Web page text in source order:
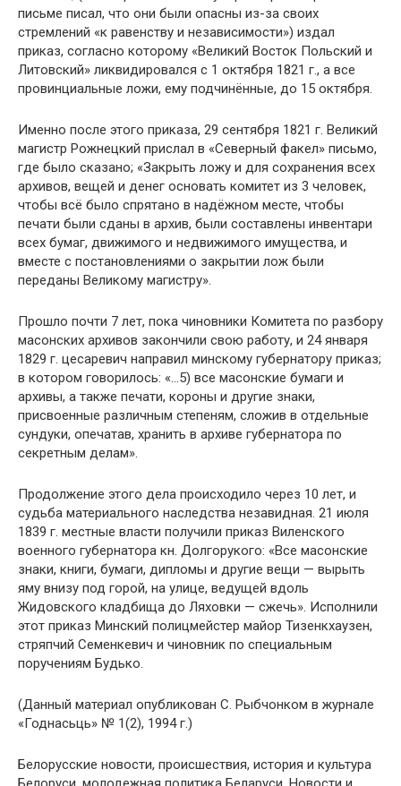
письме писал, что они были опасны из-за своих
стремлений «к равенству и независимости») издал
приказ, согласно которому «Великий Восток Польский и
Литовский» ликвидировался с 1 октября 1821 г., а все
провинциальные ложи, ему подчинённые, до 15 октября.
Именно после этого приказа, 29 сентября 1821 г. Великий
магистр Рожнецкий прислал в «Северный факел» письмо,
где было сказано; «Закрыть ложу и для сохранения всех
архивов, вещей и денег основать комитет из 3 человек,
чтобы всё было спрятано в надёжном месте, чтобы
печати были сданы в архив, были составлены инвентари
всех бумаг, движимого и недвижимого имущества, и
вместе с постановлениями о закрытии лож были
переданы Великому магистру».
Прошло почти 7 лет, пока чиновники Комитета по разбору
масонских архивов закончили свою работу, и 24 января
1829 г. цесаревич направил минскому губернатору приказ;
в котором говорилось: «…5) все масонские бумаги и
архивы, а также печати, короны и другие знаки,
присвоенные различным степеням, сложив в отдельные
сундуки, опечатав, хранить в архиве губернатора по
секретным делам».
Продолжение этого дела происходило через 10 лет, и
судьба материального наследства незавидная. 21 июля
1839 г. местные власти получили приказ Виленского
военного губернатора кн. Долгорукого: «Все масонские
знаки, книги, бумаги, дипломы и другие вещи — вырыть
яму внизу под горой, на улице, ведущей вдоль
Жидовского кладбища до Ляховки — сжечь». Исполнили
этот приказ Минский полицмейстер майор Тизенкхаузен,
стряпчий Семенкевич и чиновник по специальным
поручениям Будько.
(Данный материал опубликован С. Рыбчонком в журнале
«Годнасьць» № 1(2), 1994 г.)
Белорусские новости, происшествия, история и культура